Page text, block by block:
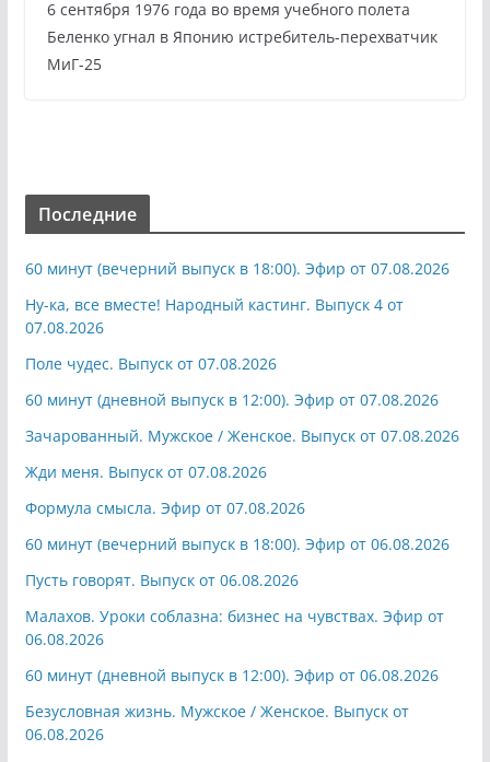
6 сентября 1976 года во время учебного полета
Беленко угнал в Японию истребитель-перехватчик
МиГ-25
Последние
60 минут (вечерний выпуск в 18:00). Эфир от 07.08.2026
Ну-ка, все вместе! Народный кастинг. Выпуск 4 от
07.08.2026
Поле чудес. Выпуск от 07.08.2026
60 минут (дневной выпуск в 12:00). Эфир от 07.08.2026
Зачарованный. Мужское / Женское. Выпуск от 07.08.2026
Жди меня. Выпуск от 07.08.2026
Формула смысла. Эфир от 07.08.2026
60 минут (вечерний выпуск в 18:00). Эфир от 06.08.2026
Пусть говорят. Выпуск от 06.08.2026
Малахов. Уроки соблазна: бизнес на чувствах. Эфир от
06.08.2026
60 минут (дневной выпуск в 12:00). Эфир от 06.08.2026
Безусловная жизнь. Мужское / Женское. Выпуск от
06.08.2026